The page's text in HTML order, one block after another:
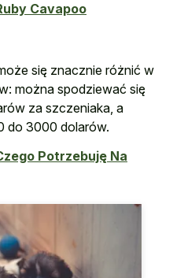
Cavapoo
się znacznie różnić w
można spodziewać się
za szczeniaka, a
do 3000 dolarów.
Potrzebuję Na